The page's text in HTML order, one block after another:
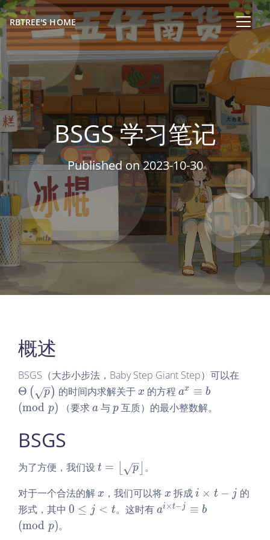
RBTREE'S HOME
BSGS 学习笔记
Published on2023-10-30
概述
BSGS（大步小步法，Baby Step Giant Step）可以在
gh
Θ ( p) 的时间内求解关于x
x 的方程a^
x
m
od
p
ax ≡ b
(mod p) （要求a
a 与p
p 互质）的最小整数解。
BSGS
为了方便，我们设 t
\l
ef
t = p⌋ 。
对于一个合法的解 x
x ，我们可以将 x
x 拆成i
\t
i × t − j 的
形式，其中 0
0 ≤ j < t。这时有a^
ai ×t−j ≡ b
(mod p)。